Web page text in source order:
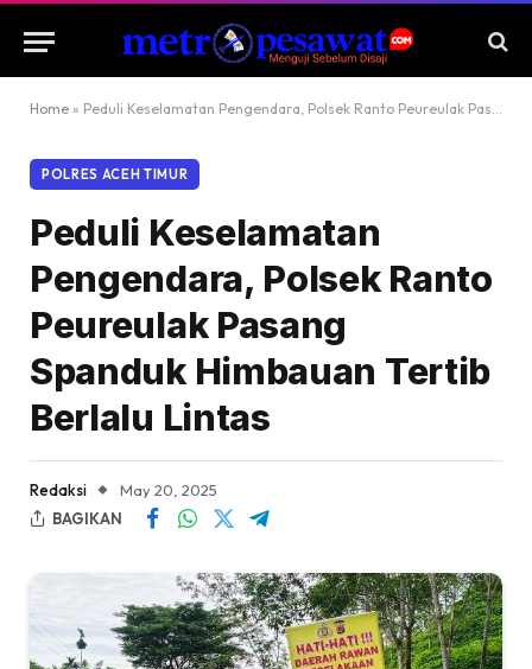
Home » Peduli Keselamatan Pengendara, Polsek Ranto Peureulak Pasang Spanduk Himbauan Tertib Berlalu Lintas
POLRES ACEH TIMUR
Peduli Keselamatan
Pengendara, Polsek Ranto
Peureulak Pasang
Spanduk Himbauan Tertib
Berlalu Lintas
Redaksi
May 20, 2025
BAGIKAN